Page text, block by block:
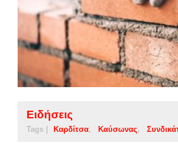
Ειδήσεις
Tags | Καρδίτσα Καύσωνας